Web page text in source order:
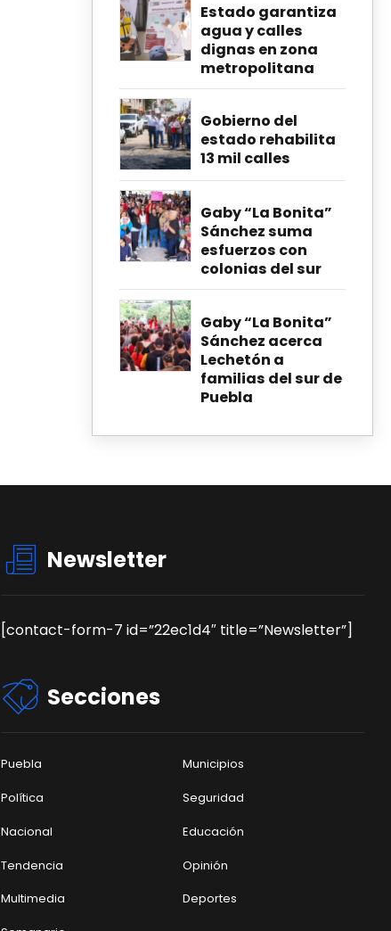
Estado garantiza
agua y calles
dignas en zona
metropolitana
Gobierno del
estado rehabilita
13 mil calles
Gaby “La Bonita”
Sánchez suma
esfuerzos con
colonias del sur
Gaby “La Bonita”
Sánchez acerca
Lechetón a
familias del sur de
Puebla
Newsletter
[contact-form-7 id=”22ec1d4″ title=”Newsletter”]
Secciones
Puebla
Municipios
Política
Seguridad
Nacional
Educación
Tendencia
Opinión
Multimedia
Deportes